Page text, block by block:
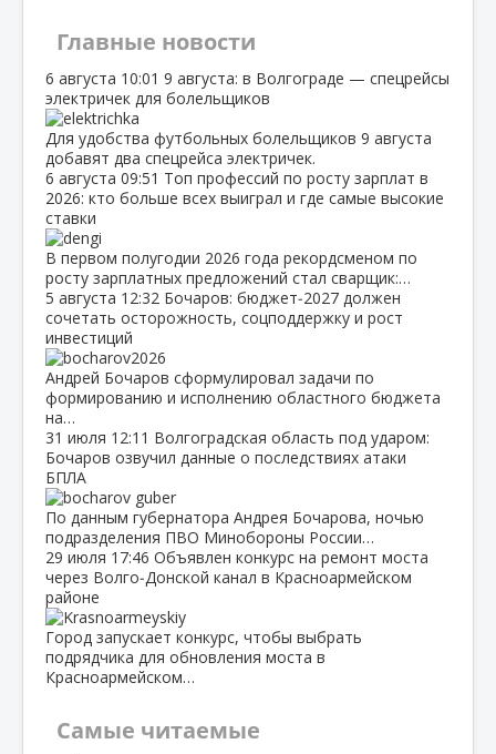
Главные новости
6 августа 10:01 9 августа: в Волгограде — спецрейсы
электричек для болельщиков
Для удобства футбольных болельщиков 9 августа
добавят два спецрейса электричек.
6 августа 09:51 Топ профессий по росту зарплат в
2026: кто больше всех выиграл и где самые высокие
ставки
В первом полугодии 2026 года рекордсменом по
росту зарплатных предложений стал сварщик:…
5 августа 12:32 Бочаров: бюджет‑2027 должен
сочетать осторожность, соцподдержку и рост
инвестиций
Андрей Бочаров сформулировал задачи по
формированию и исполнению областного бюджета
на…
31 июля 12:11 Волгоградская область под ударом:
Бочаров озвучил данные о последствиях атаки
БПЛА
По данным губернатора Андрея Бочарова, ночью
подразделения ПВО Минобороны России…
29 июля 17:46 Объявлен конкурс на ремонт моста
через Волго‑Донской канал в Красноармейском
районе
Город запускает конкурс, чтобы выбрать
подрядчика для обновления моста в
Красноармейском…
Самые читаемые